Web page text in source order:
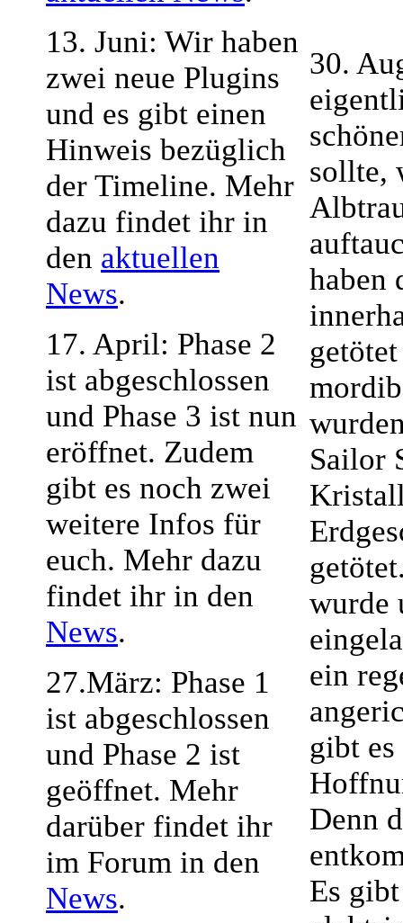
13. Juni: Wir haben
zwei neue Plugins
und es gibt einen
Hinweis bezüglich
der Timeline. Mehr
dazu findet ihr in
den aktuellen
News.
17. April: Phase 2
ist abgeschlossen
und Phase 3 ist nun
eröffnet. Zudem
gibt es noch zwei
weitere Infos für
euch. Mehr dazu
findet ihr in den
News.
27.März: Phase 1
ist abgeschlossen
und Phase 2 ist
geöffnet. Mehr
darüber findet ihr
im Forum in den
News.
30.
sollte,
haben
Sailor
wurde
ein
gibt
Denn
Es